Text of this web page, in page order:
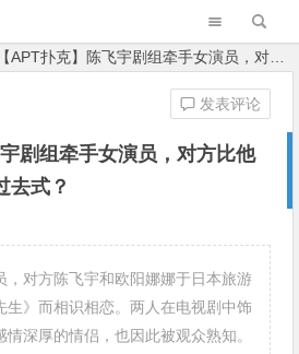
【APT扑克】陈飞宇剧组牵手女演员，对方比他大6岁欧阳娜娜成过去式？
剧组牵手女演员，对方比他
去式？
发表评论
，对方陈飞宇和欧阳娜娜于日本旅游
生》而相识相恋。两人在电视剧中饰
深厚的情侣，也因此被观众熟知。